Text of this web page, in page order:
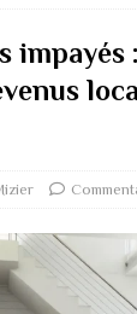
impayés